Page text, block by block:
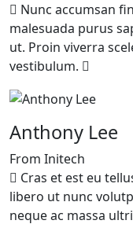
Nunc accumsan
malesuada purus
ut. Proin viverra
vestibulum.
Anthony Lee
From Initech
Cras et est eu
libero ut nunc
neque ac massa